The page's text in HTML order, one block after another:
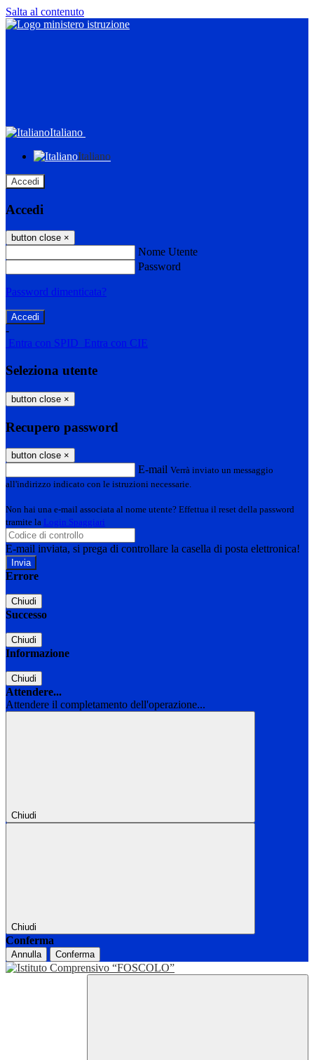
Salta al contenuto
Italiano
Italiano
Accedi
Accedi
button close ×
Nome Utente
Password
Password dimenticata?
-
Entra con SPID Entra con CIE
Seleziona utente
button close ×
Recupero password
button close ×
E-mail Verrà inviato un messaggio
all'indirizzo indicato con le istruzioni necessarie.
Non hai una e-mail associata al nome utente? Effettua il reset della password
tramite la Login Spaggiari
E-mail inviata, si prega di controllare la casella di posta elettronica!
Errore
Chiudi
Successo
Chiudi
Informazione
Chiudi
Attendere...
Attendere il completamento dell'operazione...
Chiudi
Chiudi
Conferma
Annulla Conferma